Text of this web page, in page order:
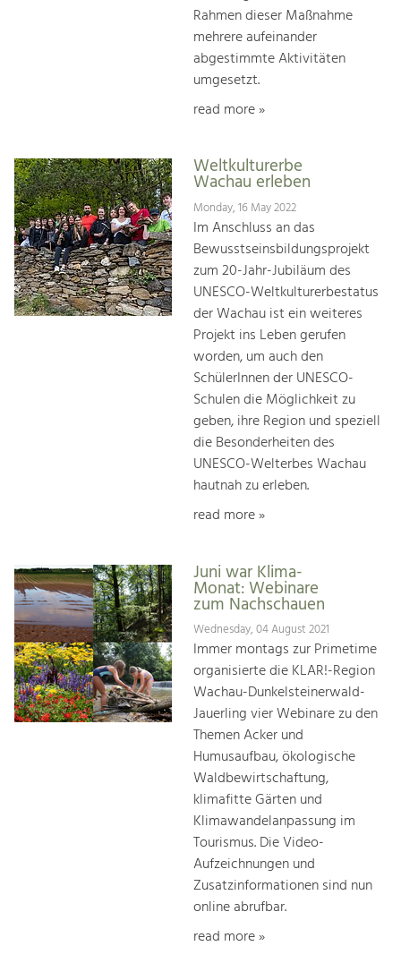
Rahmen dieser Maßnahme
mehrere aufeinander
abgestimmte Aktivitäten
umgesetzt.
read more »
Weltkulturerbe
Wachau erleben
Monday, 16 May 2022
Im Anschluss an das
Bewusstseinsbildungsprojekt
zum 20-Jahr-Jubiläum des
UNESCO-Weltkulturerbestatus
der Wachau ist ein weiteres
Projekt ins Leben gerufen
worden, um auch den
SchülerInnen der UNESCO-
Schulen die Möglichkeit zu
geben, ihre Region und speziell
die Besonderheiten des
UNESCO-Welterbes Wachau
hautnah zu erleben.
read more »
Juni war Klima-
Monat: Webinare
zum Nachschauen
Wednesday, 04 August 2021
Immer montags zur Primetime
organisierte die KLAR!-Region
Wachau-Dunkelsteinerwald-
Jauerling vier Webinare zu den
Themen Acker und
Humusaufbau, ökologische
Waldbewirtschaftung,
klimafitte Gärten und
Klimawandelanpassung im
Tourismus. Die Video-
Aufzeichnungen und
Zusatzinformationen sind nun
online abrufbar.
read more »